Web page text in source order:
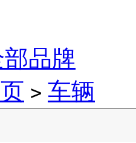
品牌
> 车辆